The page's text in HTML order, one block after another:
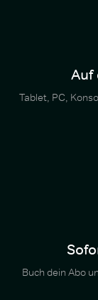
Auf
Tablet, PC,
Buch dein Abo